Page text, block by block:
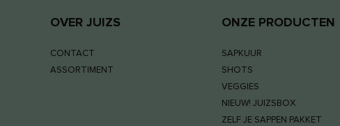
OVER JUIZS
CONTACT
ASSORTIMENT
ONZE PRODUCTEN
SAPKUUR
SHOTS
VEGGIES
NIEUW! JUIZSBOX
ZELF JE SAPPEN PAKKET